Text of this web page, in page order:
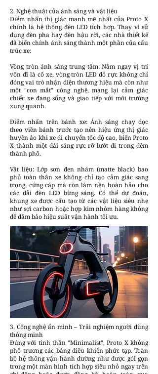
2. Nghệ thuật của ánh sáng và vật liệu
Điểm nhấn thị giác mạnh mẽ nhất của Proto X
chính là hệ thống đèn LED tích hợp. Thay vì sử
dụng đèn pha hay đèn hậu rời, các nhà thiết kế
đã biến chính ánh sáng thành một phần của cấu
trúc xe:
Vòng tròn ánh sáng trung tâm: Nằm ngay vị trí
vốn dĩ là cổ xe, vòng tròn LED đỏ rực không chỉ
đóng vai trò nhận diện thương hiệu mà còn như
một "con mắt" công nghệ, mang lại cảm giác
chiếc xe đang sống và giao tiếp với môi trường
xung quanh.
Điểm nhấn trên bánh xe: Ánh sáng chạy dọc
theo viền bánh trước tạo nên hiệu ứng thị giác
huyền ảo khi xe di chuyển tốc độ cao, biến Proto
X thành một dải sáng rực rỡ lướt đi trong đêm
thành phố.
Vật liệu: Lớp sơn đen nhám (matte black) bao
phủ toàn thân xe không chỉ tạo cảm giác sang
trọng, cứng cáp mà còn làm nền hoàn hảo cho
các dải đèn LED bừng sáng. Có thể dự đoán,
khung xe được cấu tạo từ các vật liệu siêu nhẹ
như sợi carbon hoặc hợp kim nhôm hàng không
để đảm bảo hiệu suất vận hành tối ưu.
3. Công nghệ ẩn mình – Trải nghiệm người dùng
thông minh
Đúng với tinh thần "Minimalist", Proto X không
phô trương các bảng điều khiển phức tạp. Toàn
bộ hệ thống vận hành dường như được gói gọn
trong một màn hình tích hợp siêu nhỏ ngay trên